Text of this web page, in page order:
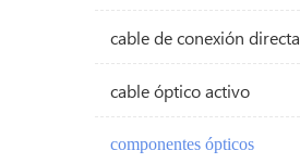
cable de conexión directa
cable óptico activo
componentes ópticos